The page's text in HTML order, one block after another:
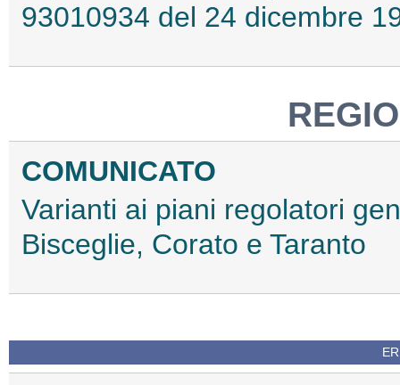
93010934 del 24 dicembre
COMUNICATO
Varianti ai piani regolatori
Bisceglie, Corato e Taranto